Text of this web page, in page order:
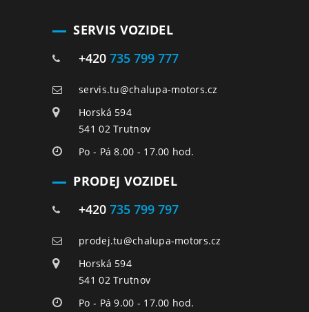
SERVIS VOZIDEL
+420 735 799 777
servis.tu@chalupa-motors.cz
Horská 594
541 02 Trutnov
Po - Pá 8.00 - 17.00 hod.
PRODEJ VOZIDEL
+420 735 799 797
prodej.tu@chalupa-motors.cz
Horská 594
541 02 Trutnov
Po - Pá 9.00 - 17.00 hod.